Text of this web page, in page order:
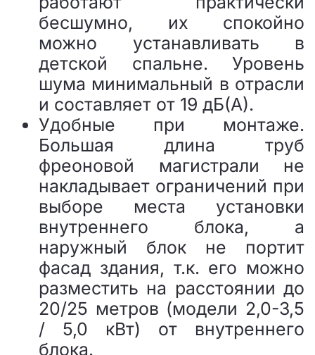
бесшумно, их спокойно
можно устанавливать в
детской спальне. Уровень
шума минимальный в отрасли
и составляет от 19 дБ(А).
Удобные при монтаже.
Большая длина труб
фреоновой магистрали не
накладывает ограничений при
выборе места установки
внутреннего блока, а
наружный блок не портит
фасад здания, т.к. его можно
разместить на расстоянии до
20/25 метров (модели 2,0-3,5
/ 5,0 кВт) от внутреннего
блока.